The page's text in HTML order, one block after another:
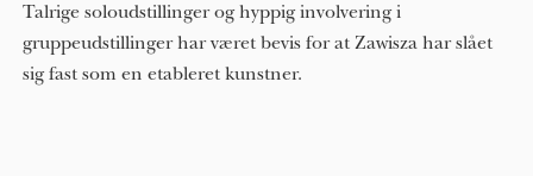
Talrige soloudstillinger og hyppig involvering i
gruppeudstillinger har været bevis for at Zawisza har slået
sig fast som en etableret kunstner.